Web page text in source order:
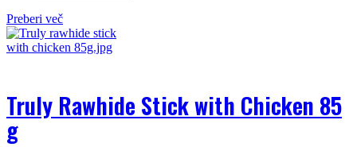
Preberi več
Truly Rawhide Stick with Chicken 85
g